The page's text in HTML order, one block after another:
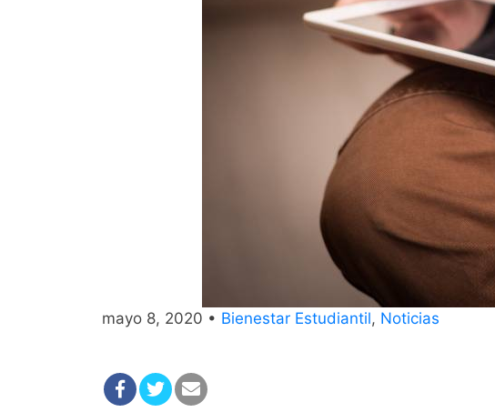
mayo 8, 2020 • Bienestar Estudiantil, Noticias